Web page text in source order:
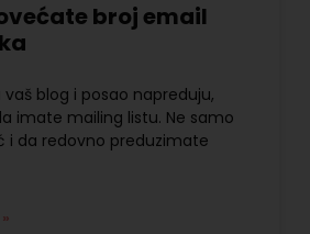
broj email
vaš blog i posao napreduju,
imate mailing listu. Ne samo
i da redovno preduzimate